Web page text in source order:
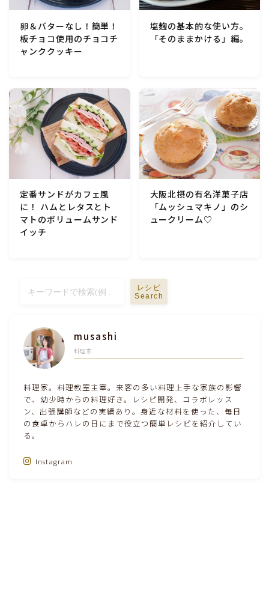
卵＆バターなし！簡単！
板チョコ使用のチョコチ
ャンククッキー
塩麹の基本的な使い方。
「そのままかける」編。
定番サンドがカフェ風
に！ ハムとレタスとト
マトのボリュームサンド
イッチ
大阪北摂の有名洋菓子店
「ムッシュマキノ」のシ
ュークリーム♡
レシピ
Search
musashi
料理家
料理家。料理教室主宰。来客の多い料理上手な家族の影響
で、幼少時からの料理好き。レシピ開発、コラボレッス
ン、出張講師などの実績あり。身近な材料を使った、毎日
の食卓からハレの日にまで役立つ簡単レシピを紹介してい
る。
Instagram